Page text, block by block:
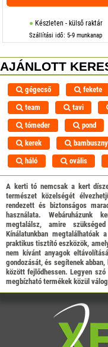
Készleten - külső raktár
Szállítási idő: 5-9 munkanap
AJÁNLOTT
gégecső fekete
team
tavi
tómeder
pond
kerek
háló
ovális
A kerti tó nemcsak a kert
természet közelségét
rendezett és biztonságos
használata. Webáruházunk
megtalálsz, amire
Kínálatunkban
praktikus tisztító eszközök,
nem kívánt anyagok
gondozását, és segítenek
között fejlődhessen. Legyen
megbízható termékek közül